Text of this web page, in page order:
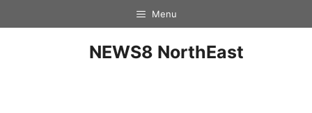
Menu
NEWS8 NorthEast